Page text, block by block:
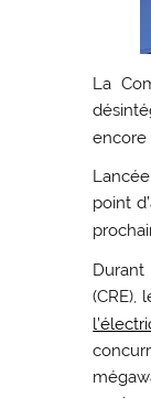
La
encore
point
Durant
(CRE),